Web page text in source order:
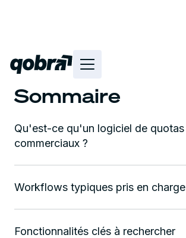
Sommaire
Qu'est-ce qu'un logiciel de quotas
commerciaux ?
Workflows typiques pris en charge
Fonctionnalités clés à rechercher